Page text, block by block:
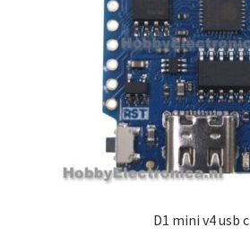
D1 mini v4 usb c